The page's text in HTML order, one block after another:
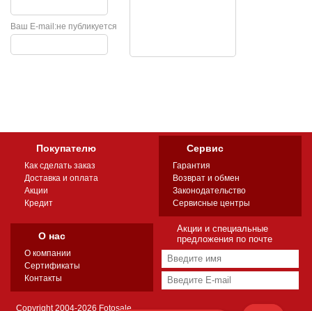
не публикуется
Ваш E-mail:
Покупателю
Как сделать заказ
Доставка и оплата
Акции
Кредит
Сервис
Гарантия
Возврат и обмен
Законодательство
Сервисные центры
О нас
О компании
Сертификаты
Контакты
Акции и специальные
предложения по почте
Copyright 2004-2026 Fotosale